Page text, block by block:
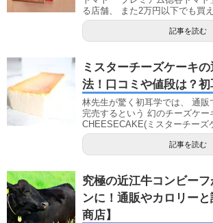
る店舗、 また2万円以下でも買
記事を読む
ミスターチーズケーキ
法！口コミや値段は？初
林先生が驚く初耳学では、 通販
完売するという 幻のチーズケー
CHEESECAKE(ミスターチーズ
記事を読む
究極の近江牛コンビー
ンに！通販やカロリー
商店】